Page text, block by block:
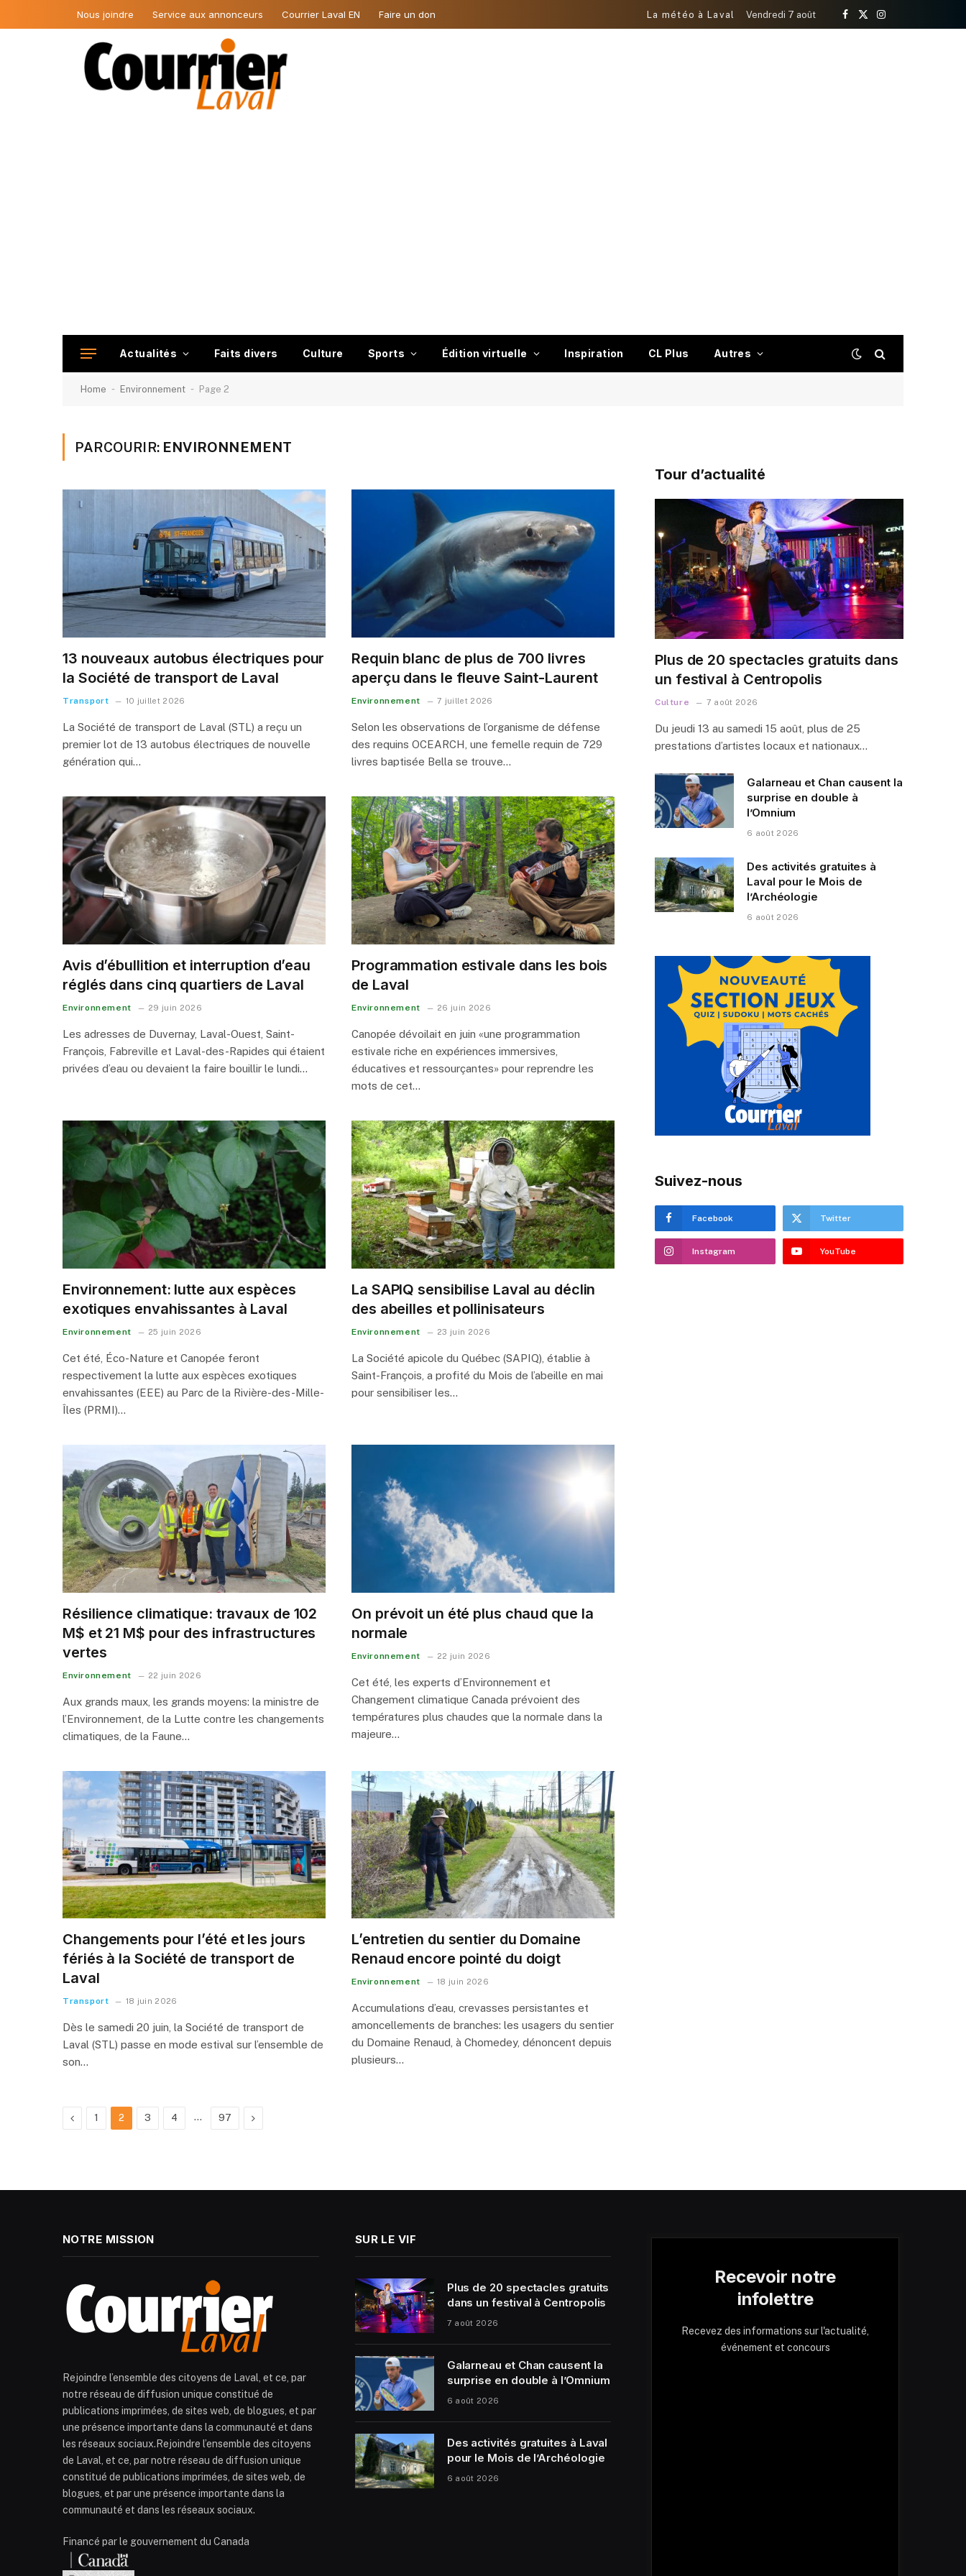
Nous joindre Service aux annonceurs Courrier Laval EN Faire un don La météo à Laval Vendredi 7 août
Facebook
X
Instagram
Actualités Faits divers Culture Sports Édition virtuelle Inspiration CL Plus Autres
Home - Environnement - Page 2
PARCOURIR: ENVIRONNEMENT
13 nouveaux autobus électriques pour
la Société de transport de Laval
Transport 10 juillet 2026
La Société de transport de Laval (STL) a reçu un
premier lot de 13 autobus électriques de nouvelle
génération qui…
Requin blanc de plus de 700 livres
aperçu dans le fleuve Saint-Laurent
Environnement 7 juillet 2026
Selon les observations de l’organisme de défense
des requins OCEARCH, une femelle requin de 729
livres baptisée Bella se trouve…
Avis d’ébullition et interruption d’eau
réglés dans cinq quartiers de Laval
Environnement 29 juin 2026
Les adresses de Duvernay, Laval-Ouest, Saint-
François, Fabreville et Laval-des-Rapides qui étaient
privées d’eau ou devaient la faire bouillir le lundi…
Programmation estivale dans les bois
de Laval
Environnement 26 juin 2026
Canopée dévoilait en juin «une programmation
estivale riche en expériences immersives,
éducatives et ressourçantes» pour reprendre les
mots de cet…
Environnement: lutte aux espèces
exotiques envahissantes à Laval
Environnement 25 juin 2026
Cet été, Éco-Nature et Canopée feront
respectivement la lutte aux espèces exotiques
envahissantes (EEE) au Parc de la Rivière-des-Mille-
Îles (PRMI)…
La SAPIQ sensibilise Laval au déclin
des abeilles et pollinisateurs
Environnement 23 juin 2026
La Société apicole du Québec (SAPIQ), établie à
Saint-François, a profité du Mois de l’abeille en mai
pour sensibiliser les…
Résilience climatique: travaux de 102
M$ et 21 M$ pour des infrastructures
vertes
Environnement 22 juin 2026
Aux grands maux, les grands moyens: la ministre de
l’Environnement, de la Lutte contre les changements
climatiques, de la Faune…
On prévoit un été plus chaud que la
normale
Environnement 22 juin 2026
Cet été, les experts d’Environnement et
Changement climatique Canada prévoient des
températures plus chaudes que la normale dans la
majeure…
Changements pour l’été et les jours
fériés à la Société de transport de
Laval
Transport 18 juin 2026
Dès le samedi 20 juin, la Société de transport de
Laval (STL) passe en mode estival sur l’ensemble de
son…
L’entretien du sentier du Domaine
Renaud encore pointé du doigt
Environnement 18 juin 2026
Accumulations d’eau, crevasses persistantes et
amoncellements de branches: les usagers du sentier
du Domaine Renaud, à Chomedey, dénoncent depuis
plusieurs…
Previous
1 2 3 4 … 97 Next
Tour d’actualité
Plus de 20 spectacles gratuits dans
un festival à Centropolis
Culture 7 août 2026
Du jeudi 13 au samedi 15 août, plus de 25
prestations d’artistes locaux et nationaux…
Galarneau et Chan causent la
surprise en double à
l’Omnium
6 août 2026
Des activités gratuites à
Laval pour le Mois de
l’Archéologie
6 août 2026
Suivez-nous
Facebook Twitter
Instagram YouTube
NOTRE MISSION
Rejoindre l’ensemble des citoyens de Laval, et ce, par
notre réseau de diffusion unique constitué de
publications imprimées, de sites web, de blogues, et par
une présence importante dans la communauté et dans
les réseaux sociaux.Rejoindre l’ensemble des citoyens
de Laval, et ce, par notre réseau de diffusion unique
constitué de publications imprimées, de sites web, de
blogues, et par une présence importante dans la
communauté et dans les réseaux sociaux.
Financé par le gouvernement du Canada
SUR LE VIF
Plus de 20 spectacles gratuits
dans un festival à Centropolis
7 août 2026
Galarneau et Chan causent la
surprise en double à l’Omnium
6 août 2026
Des activités gratuites à Laval
pour le Mois de l’Archéologie
6 août 2026
Recevoir notre
infolettre
Recevez des informations sur l'actualité,
événement et concours